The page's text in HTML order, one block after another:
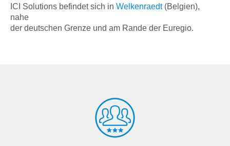
ICI Solutions befindet sich in Welkenraedt(Belgien),
nahe
der deutschen Grenze und am Rande der Euregio.